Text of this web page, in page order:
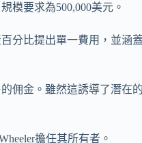
模要求為500,000美元。
分比提出單一費用，並涵
佣金。雖然這誘導了潛在
擔任其所有者。